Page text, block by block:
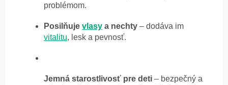
problémom.
Posilňuje vlasy a nechty – dodáva im
vitalitu, lesk a pevnosť.
Jemná starostlivosť pre deti – bezpečný a